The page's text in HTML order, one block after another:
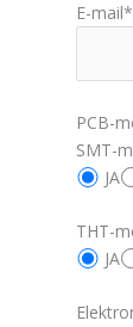
E-mail*
PCB-
SMT-
JA
THT-
JA